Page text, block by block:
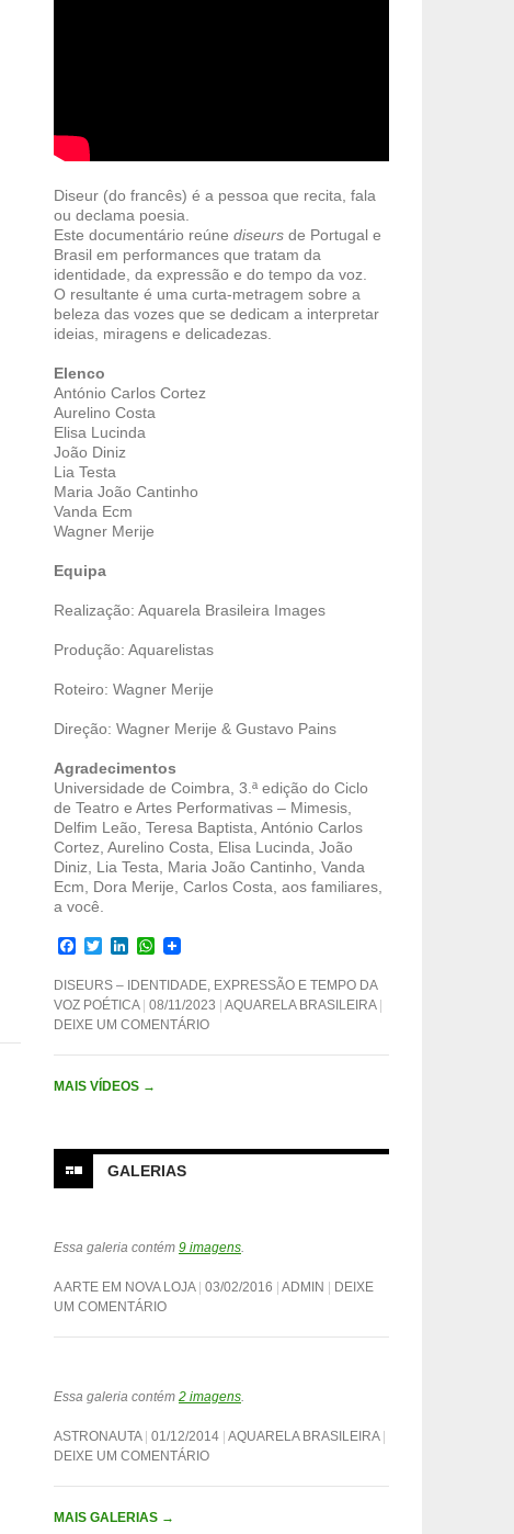
Diseur (do francês) é a pessoa que recita, fala
ou declama poesia.
Este documentário reúne diseurs de Portugal e
Brasil em performances que tratam da
identidade, da expressão e do tempo da voz.
O resultante é uma curta-metragem sobre a
beleza das vozes que se dedicam a interpretar
ideias, miragens e delicadezas.
Elenco
António Carlos Cortez
Aurelino Costa
Elisa Lucinda
João Diniz
Lia Testa
Maria João Cantinho
Vanda Ecm
Wagner Merije
Equipa
Realização: Aquarela Brasileira Images
Produção: Aquarelistas
Roteiro: Wagner Merije
Direção: Wagner Merije & Gustavo Pains
Agradecimentos
Universidade de Coimbra, 3.ª edição do Ciclo
de Teatro e Artes Performativas – Mimesis,
Delfim Leão, Teresa Baptista, António Carlos
Cortez, Aurelino Costa, Elisa Lucinda, João
Diniz, Lia Testa, Maria João Cantinho, Vanda
Ecm, Dora Merije, Carlos Costa, aos familiares,
a você.
F
c
e
b
o
o
T
i
t
t
e
r
L
n
k
e
d
I
W
a
t
s
A
p
DISEURS – IDENTIDADE, EXPRESSÃO E TEMPO DA
VOZ POÉTICA
08/11/2023
AQUARELA BRASILEIRA
DEIXE UM COMENTÁRIO
MAIS VÍDEOS →
GALERIAS
Essa galeria contém 9 imagens
A ARTE EM NOVA LOJA 03/02/2016 ADMIN
DEIXE
UM COMENTÁRIO
Essa galeria contém 2 imagens
ASTRONAUTA 01/12/2014 AQUARELA BRASILEIRA
DEIXE UM COMENTÁRIO
MAIS GALERIAS →